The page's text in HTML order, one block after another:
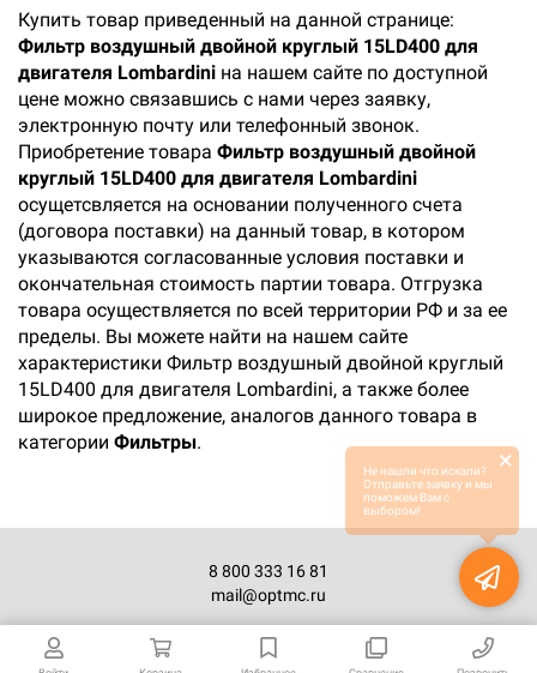
Купить товар приведенный на данной странице:
Фильтр воздушный двойной круглый 15LD400 для
двигателя Lombardini на нашем сайте по доступной
цене можно связавшись с нами через заявку,
электронную почту или телефонный звонок.
Приобретение товара Фильтр воздушный двойной
круглый 15LD400 для двигателя Lombardini
осущетсвляется на основании полученного счета
(договора поставки) на данный товар, в котором
указываются согласованные условия поставки и
окончательная стоимость партии товара. Отгрузка
товара осуществляется по всей территории РФ и за ее
пределы. Вы можете найти на нашем сайте
характеристики Фильтр воздушный двойной круглый
15LD400 для двигателя Lombardini, а также более
широкое предложение, аналогов данного товара в
категории Фильтры.
8 800 333 16 81
mail@optmc.ru
Не нашли что искали?
Отправьте заявку и мы
поможем Вам с
выбором!
×